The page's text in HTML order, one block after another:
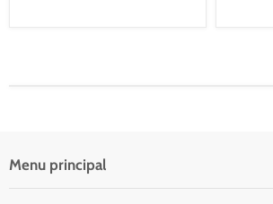
Menu principal